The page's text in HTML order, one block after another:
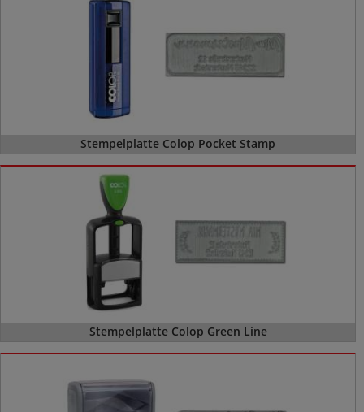
Stempelplatte Colop Pocket Stamp
Stempelplatte Colop Green Line